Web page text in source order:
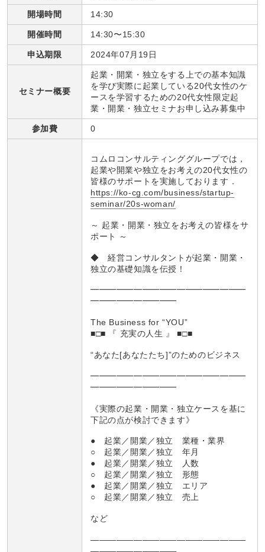
開場時間 14:30
開催時間 14:30〜15:30
申込期限 2024年07月19日
セミナー概要
起業・開業・独立をする上での基本知識
を学び実際に起業している20代女性のケ
ースを学習するための20代女性限定起
業・開業・独立セミナお申し込み募集中
参加費 0
コムロコンサルティンググループでは，
起業や開業や独立をお考えの20代女性の
皆様のサポートを実施しております．
https://ko-cg.com/business/startup-
seminar/20s-woman/
～ 起業・開業・独立をお考えの皆様をサ
ポート ～
◆ 経営コンサルタントが起業・開業・
独立の基礎知識を伝授！
━━━━━━━━━━━━━━━━━━
━━━━━━━━━━
The Business for “YOU”
■□■ 『 充実の人生 』 ■□■
“あなた[あなたたち]”のためのビジネス
━━━━━━━━━━━━━━━━━━
━━━━━━━━━━
《実際の起業・開業・独立ケースを基に
下記の点が検討できます》
● 起業／開業／独立 業種・業界
○ 起業／開業／独立 年月
● 起業／開業／独立 人数
○ 起業／開業／独立 形態
● 起業／開業／独立 エリア
○ 起業／開業／独立 売上
など
――――――――――――――――――